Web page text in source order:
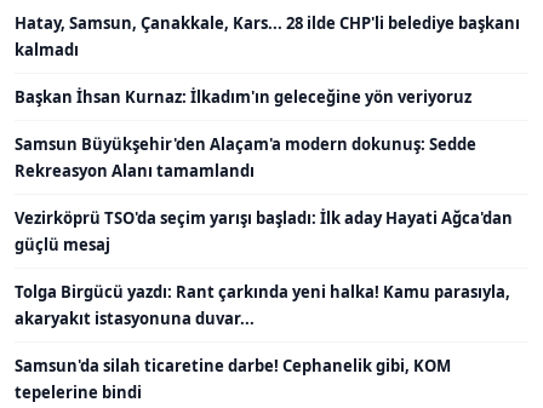
Hatay, Samsun, Çanakkale, Kars... 28 ilde CHP'li belediye başkanı
kalmadı
Başkan İhsan Kurnaz: İlkadım'ın geleceğine yön veriyoruz
Samsun Büyükşehir'den Alaçam'a modern dokunuş: Sedde
Rekreasyon Alanı tamamlandı
Vezirköprü TSO'da seçim yarışı başladı: İlk aday Hayati Ağca'dan
güçlü mesaj
Tolga Birgücü yazdı: Rant çarkında yeni halka! Kamu parasıyla,
akaryakıt istasyonuna duvar...
Samsun'da silah ticaretine darbe! Cephanelik gibi, KOM
tepelerine bindi